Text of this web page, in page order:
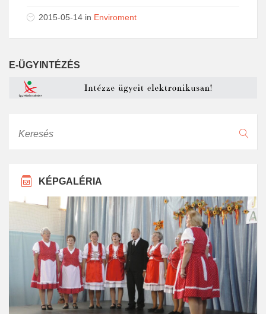
2015-05-14 in Enviroment
E-ÜGYINTÉZÉS
KÉPGALÉRIA